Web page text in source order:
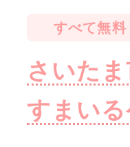
すべて無料
さいた
すまい